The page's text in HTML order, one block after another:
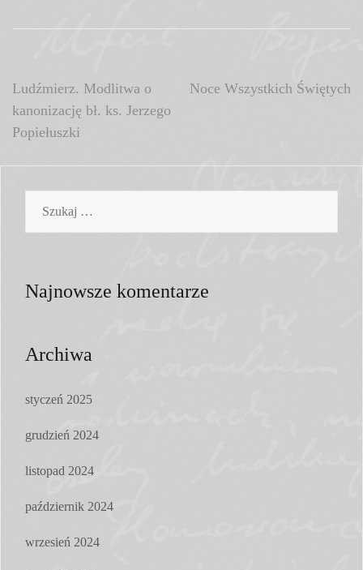
Nawigacja
wpisu
Ludźmierz. Modlitwa o
kanonizację bł. ks. Jerzego
Popiełuszki
Noce Wszystkich Świętych
Najnowsze komentarze
Archiwa
styczeń 2025
grudzień 2024
listopad 2024
październik 2024
wrzesień 2024